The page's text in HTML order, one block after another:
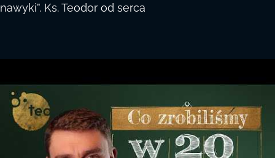
nawyki”. Ks. Teodor od serca